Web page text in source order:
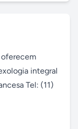
integral
Tel: (11)